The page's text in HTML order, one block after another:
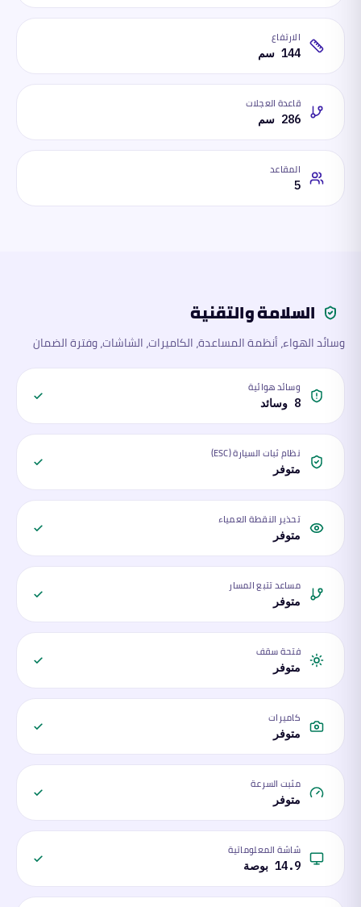
الارتفاع
144 سم
قاعدة العجلات
286 سم
المقاعد
5
السلامة والتقنية
وسائد الهواء، أنظمة المساعدة، الكاميرات، الشاشات، وفترة الضمان
وسائد هوائية
8 وسائد
نظام ثبات السيارة (ESC)
متوفر
تحذير النقطة العمياء
متوفر
مساعد تتبع المسار
متوفر
فتحة سقف
متوفر
كاميرات
متوفر
مثبت السرعة
متوفر
شاشة المعلوماتية
14.9 بوصة